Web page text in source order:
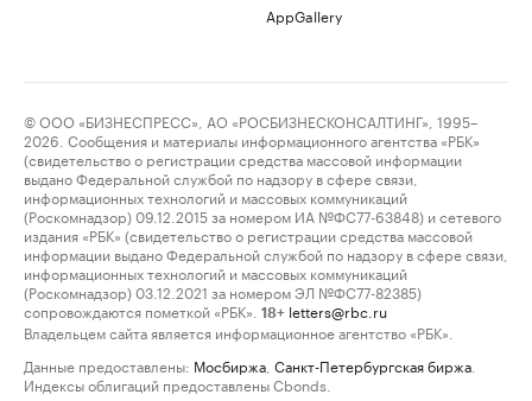
AppGallery
© ООО «БИЗНЕСПРЕСС», АО «РОСБИЗНЕСКОНСАЛТИНГ», 1995–
2026. Сообщения и материалы информационного агентства «РБК»
(свидетельство о регистрации средства массовой информации
выдано Федеральной службой по надзору в сфере связи,
информационных технологий и массовых коммуникаций
(Роскомнадзор) 09.12.2015 за номером ИА №ФС77-63848) и сетевого
издания «РБК» (свидетельство о регистрации средства массовой
информации выдано Федеральной службой по надзору в сфере связи,
информационных технологий и массовых коммуникаций
(Роскомнадзор) 03.12.2021 за номером ЭЛ №ФС77-82385)
сопровождаются пометкой «РБК».
18+ letters@rbc.ru
Владельцем сайта является информационное агентство «РБК».
Данные предоставлены: Мосбиржа Санкт-Петербургская биржа
Индексы облигаций предоставлены Cbonds.